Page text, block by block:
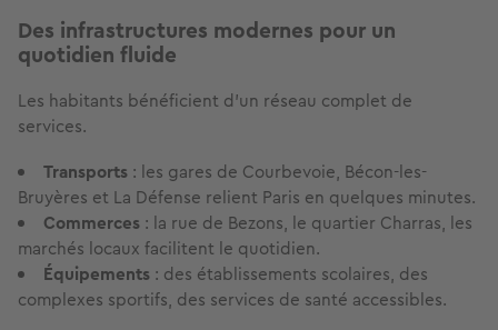
Des infrastructures modernes pour un
quotidien fluide
Les habitants bénéficient d’un réseau complet de
services.
Transports : les gares de Courbevoie, Bécon-les-
Bruyères et La Défense relient Paris en quelques minutes.
Commerces : la rue de Bezons, le quartier Charras, les
marchés locaux facilitent le quotidien.
Équipements : des établissements scolaires, des
complexes sportifs, des services de santé accessibles.